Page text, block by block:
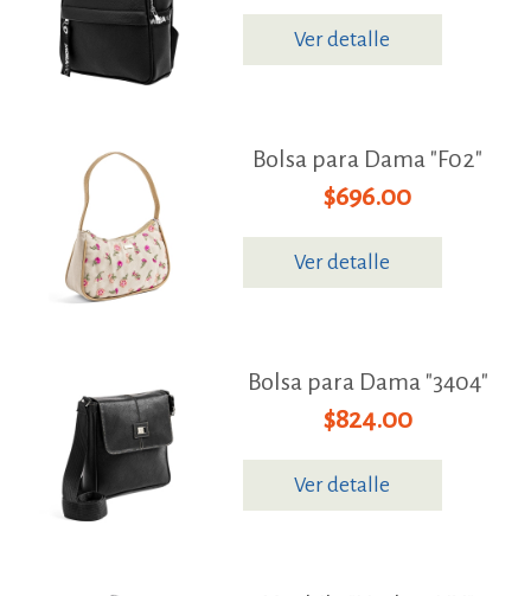
Ver detalle
Bolsa para Dama "F02"
$696.00
Ver detalle
Bolsa para Dama "3404"
$824.00
Ver detalle